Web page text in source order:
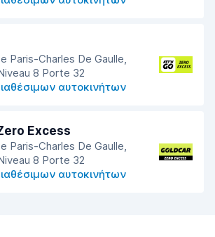
Paris-Charles De Gaulle,
8 Porte 32
αυτοκινήτων
Excess
Paris-Charles De Gaulle,
8 Porte 32
αυτοκινήτων